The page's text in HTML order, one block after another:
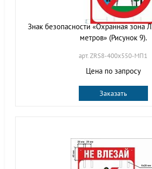
Знак безопасности «Охранная зона
метров» (Рисунок 9).
арт. ZRS8-400х550-МП1
Цена по запросу
Заказать